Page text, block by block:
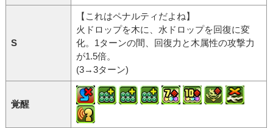
S
【これはペナルティだよね】
火ドロップを木に、水ドロップを回復に変
化。1ターンの間、回復力と木属性の攻撃力
が1.5倍。
(3→3ターン)
覚醒